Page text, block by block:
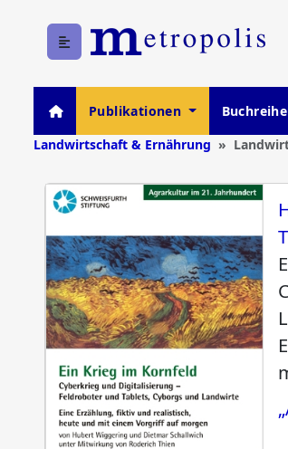
Publikationen
Landwirtschaft & Ernährung